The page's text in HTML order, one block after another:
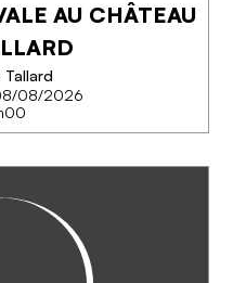
AU CHÂTEAU
08/2026
et grands,